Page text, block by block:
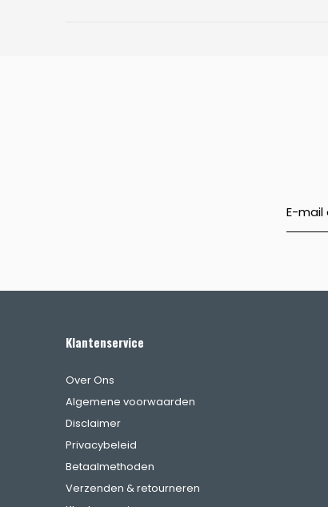
Klantenservice
Over Ons
Algemene voorwaarden
Disclaimer
Privacybeleid
Betaalmethoden
Verzenden & retourneren